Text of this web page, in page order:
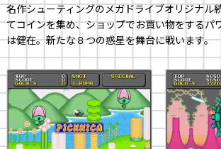
名作シューティングのメガドライブオリジナル
てコインを集め、ショップでお買い物をするパ
は健在。新たな８つの惑星を舞台に戦います。